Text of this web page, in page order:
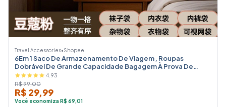
Travel Accessories•Shopee
6Em 1 Saco De Armazenamento De Viagem , Roupas
Dobrável De Grande Capacidade Bagagem À Prova De
Poeira
4.93
R$ 99,00
R$ 29,99
Você economiza R$ 69,01